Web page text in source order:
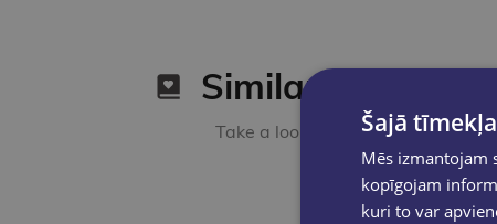
Similar products
Take a look Šajā
Mēs izmantojam
kopīgojam
kuri to var